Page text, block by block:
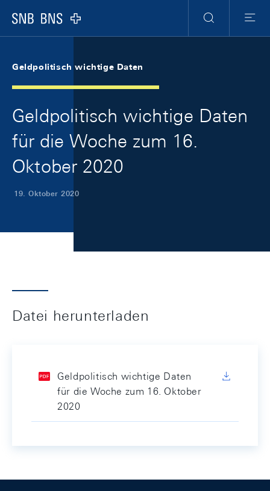
Logo
Suche
Menu
Geldpolitisch wichtige Daten
Geldpolitisch wichtige Daten
für die Woche zum 16.
Oktober 2020
19. Oktober 2020
Datei herunterladen
Geldpolitisch wichtige Daten
für die Woche zum 16. Oktober
2020